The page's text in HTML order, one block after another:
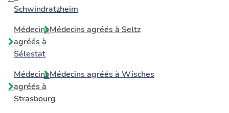
Schwindratzheim
Médecins
agréés à
Sélestat
Médecins agréés à Seltz
Médecins
agréés à
Strasbourg
Médecins agréés à Wisches